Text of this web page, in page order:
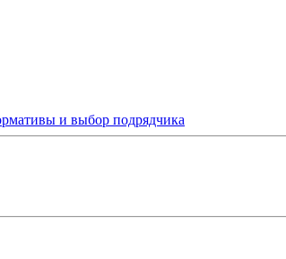
и выбор подрядчика